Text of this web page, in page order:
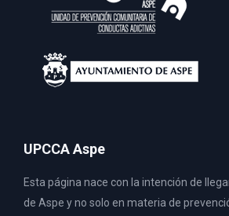
UPCCA Aspe
Esta página nace con la intención de
de Aspe y no solo en materia de